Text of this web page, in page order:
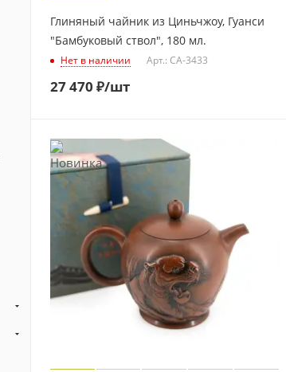
Глиняный чайник из Циньчжоу, Гуанси
"Бамбуковый ствол", 180 мл.
Нет в наличии Арт.: CA-3433
27 470 ₽/шт